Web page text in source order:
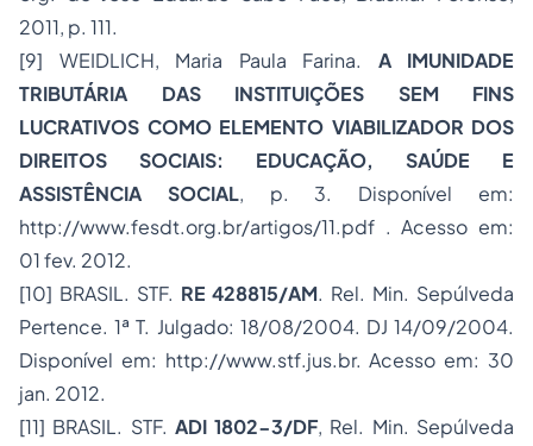
2011, p. 111.
[9] WEIDLICH, Maria Paula Farina. A IMUNIDADE
TRIBUTÁRIA DAS INSTITUIÇÕES SEM FINS
LUCRATIVOS COMO ELEMENTO VIABILIZADOR DOS
DIREITOS SOCIAIS: EDUCAÇÃO, SAÚDE E
ASSISTÊNCIA SOCIAL, p. 3. Disponível em:
http://www.fesdt.org.br/artigos/11.pdf . Acesso em:
01 fev. 2012.
[10] BRASIL. STF. RE 428815/AM. Rel. Min. Sepúlveda
Pertence. 1ª T. Julgado: 18/08/2004. DJ 14/09/2004.
Disponível em: http://www.stf.jus.br. Acesso em: 30
jan. 2012.
[11] BRASIL. STF. ADI 1802-3/DF, Rel. Min. Sepúlveda